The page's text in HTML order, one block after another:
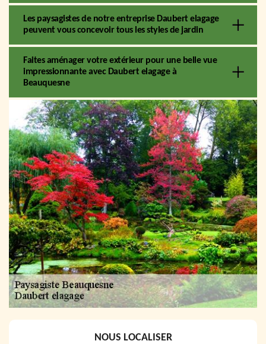
Les paysagistes de notre entreprise Daubert elagage
peuvent vous concevoir tous les styles de jardin
Faites aménager votre extérieur pour une belle vue
impressionnante avec Daubert elagage à
Beauquesne
NOUS LOCALISER